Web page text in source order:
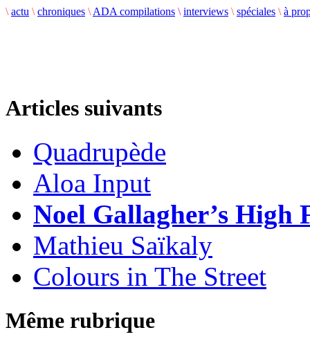
\ actu \ chroniques \ ADA compilations \ interviews \ spéciales \ à
Articles suivants
Quadrupède
Aloa Input
Noel Gallagher’s High
Mathieu Saïkaly
Colours in The Street
Même rubrique